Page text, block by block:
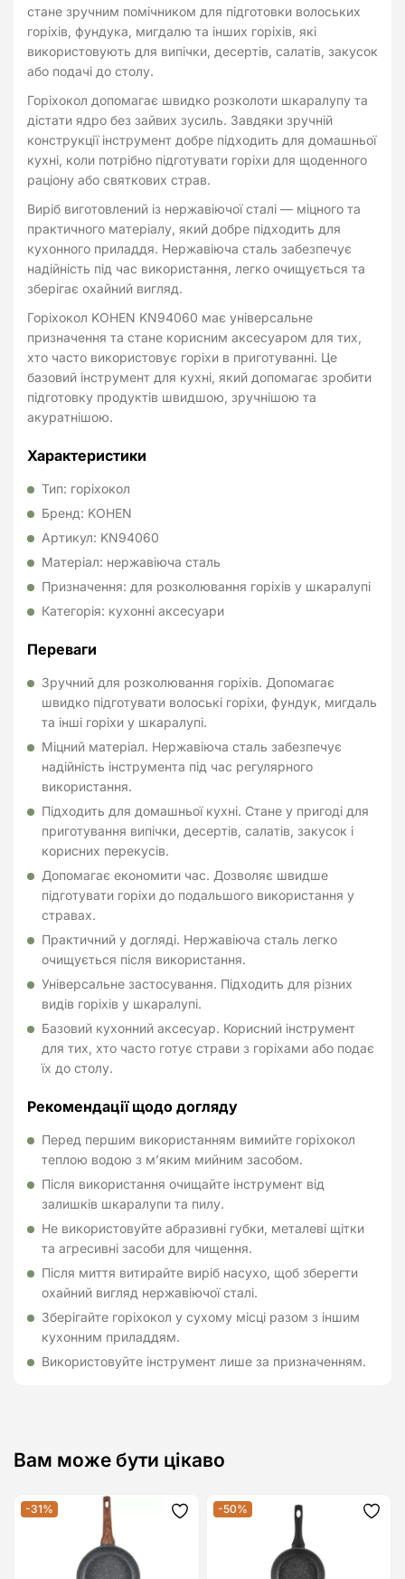
стане зручним помічником для підготовки волоських
горіхів, фундука, мигдалю та інших горіхів, які
використовують для випічки, десертів, салатів, закусок
або подачі до столу.
Горіхокол допомагає швидко розколоти шкаралупу та
дістати ядро без зайвих зусиль. Завдяки зручній
конструкції інструмент добре підходить для домашньої
кухні, коли потрібно підготувати горіхи для щоденного
раціону або святкових страв.
Виріб виготовлений із нержавіючої сталі — міцного та
практичного матеріалу, який добре підходить для
кухонного приладдя. Нержавіюча сталь забезпечує
надійність під час використання, легко очищується та
зберігає охайний вигляд.
Горіхокол KOHEN KN94060 має універсальне
призначення та стане корисним аксесуаром для тих,
хто часто використовує горіхи в приготуванні. Це
базовий інструмент для кухні, який допомагає зробити
підготовку продуктів швидшою, зручнішою та
акуратнішою.
Характеристики
Тип: горіхокол
Бренд: KOHEN
Артикул: KN94060
Матеріал: нержавіюча сталь
Призначення: для розколювання горіхів у шкаралупі
Категорія: кухонні аксесуари
Переваги
Зручний для розколювання горіхів. Допомагає
швидко підготувати волоські горіхи, фундук, мигдаль
та інші горіхи у шкаралупі.
Міцний матеріал. Нержавіюча сталь забезпечує
надійність інструмента під час регулярного
використання.
Підходить для домашньої кухні. Стане у пригоді для
приготування випічки, десертів, салатів, закусок і
корисних перекусів.
Допомагає економити час. Дозволяє швидше
підготувати горіхи до подальшого використання у
стравах.
Практичний у догляді. Нержавіюча сталь легко
очищується після використання.
Універсальне застосування. Підходить для різних
видів горіхів у шкаралупі.
Базовий кухонний аксесуар. Корисний інструмент
для тих, хто часто готує страви з горіхами або подає
їх до столу.
Рекомендації щодо догляду
Перед першим використанням вимийте горіхокол
теплою водою з м’яким мийним засобом.
Після використання очищайте інструмент від
залишків шкаралупи та пилу.
Не використовуйте абразивні губки, металеві щітки
та агресивні засоби для чищення.
Після миття витирайте виріб насухо, щоб зберегти
охайний вигляд нержавіючої сталі.
Зберігайте горіхокол у сухому місці разом з іншим
кухонним приладдям.
Використовуйте інструмент лише за призначенням.
Вам може бути цікаво
-31% Додати-50%